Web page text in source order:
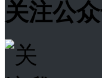
关注公